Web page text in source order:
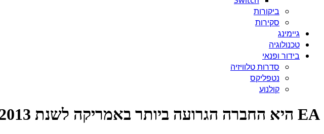
ביקורות
סקירות
גיימינג
טכנולוגיה
בידור ופנאי
סדרות טלוויזיה
נטפליקס
קולנוע
EA היא החברה הגרועה ביותר באמריקה לשנת 2013, שנה שניה ברציפות